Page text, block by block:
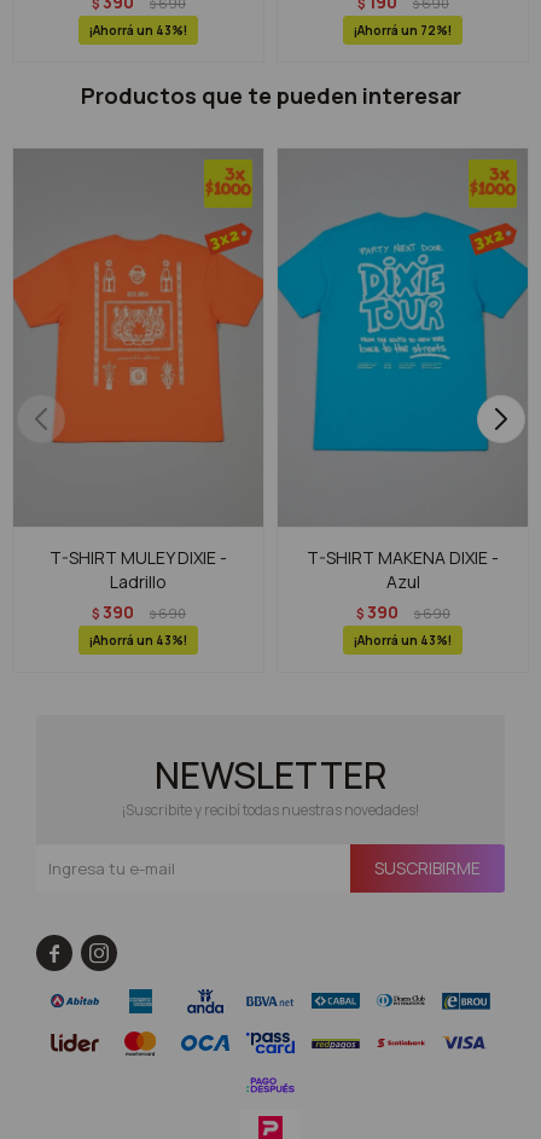
$
43
$
72
Productos que te pueden interesar
T-SHIRT MULEY DIXIE -
Ladrillo
$ 390 $690
43
T-SHIRT MAKENA DIXIE -
Azul
$ 390 $690
43
NEWSLETTER
¡Suscribite y recibí todas nuestras novedades!
SUSCRIBIRME
 